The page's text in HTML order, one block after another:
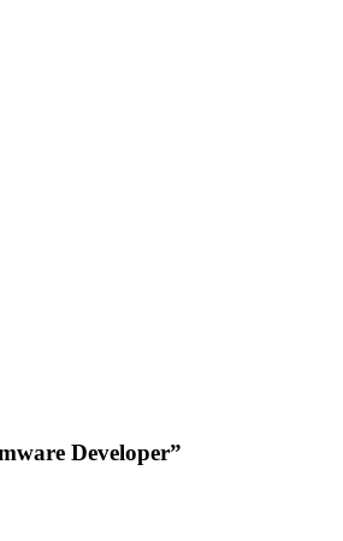
Developer”